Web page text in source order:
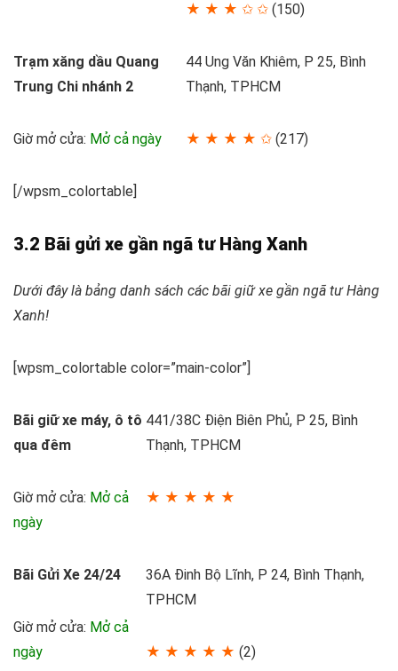
★ ★ ★ ✩ ✩ (150)
Trạm xăng dầu Quang
Trung Chi nhánh 2
Giờ mở cửa: Mở cả ngày
44 Ung Văn Khiêm, P 25, Bình
Thạnh, TPHCM
★ ★ ★ ★ ✩ (217)
[/wpsm_colortable]
3.2 Bãi gửi xe gần ngã tư Hàng Xanh
Dưới đây là bảng danh sách các bãi giữ xe gần ngã tư Hàng
Xanh!
[wpsm_colortable color=”main-color”]
Bãi giữ xe máy, ô tô
qua đêm
Giờ mở cửa: Mở cả
ngày
441/38C Điện Biên Phủ, P 25, Bình
Thạnh, TPHCM
★ ★ ★ ★ ★
Bãi Gửi Xe 24/24
Giờ mở cửa: Mở cả
ngày
36A Đinh Bộ Lĩnh, P 24, Bình Thạnh,
TPHCM
★ ★ ★ ★ ★ (2)